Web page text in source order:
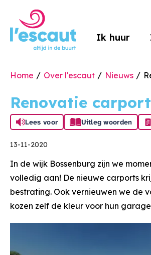
Naar hoofdinhoud
Naar hoofdnavigatiemenu
Naar zoeken
Naar de homepage
Ik huur
Home Over l'escaut Nieuws
Renovatie
Lees voor Uitleg woorden
13-11-2020
In de wijk Bossenburg zijn we
volledig aan! De nieuwe carports
bestrating. Ook vernieuwen we de
kozen zelf de kleur voor hun